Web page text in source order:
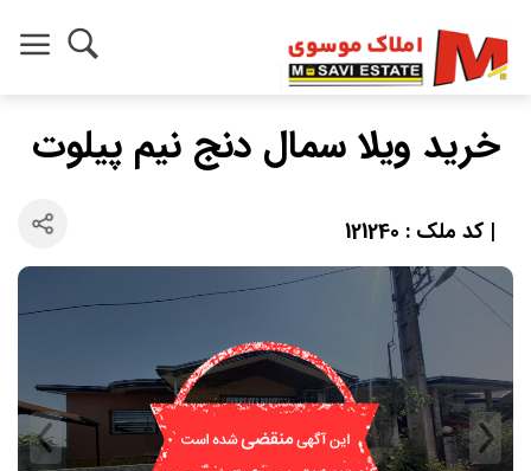
خرید ویلا سمال دنج نیم پیلوت
| کد ملک : 121240